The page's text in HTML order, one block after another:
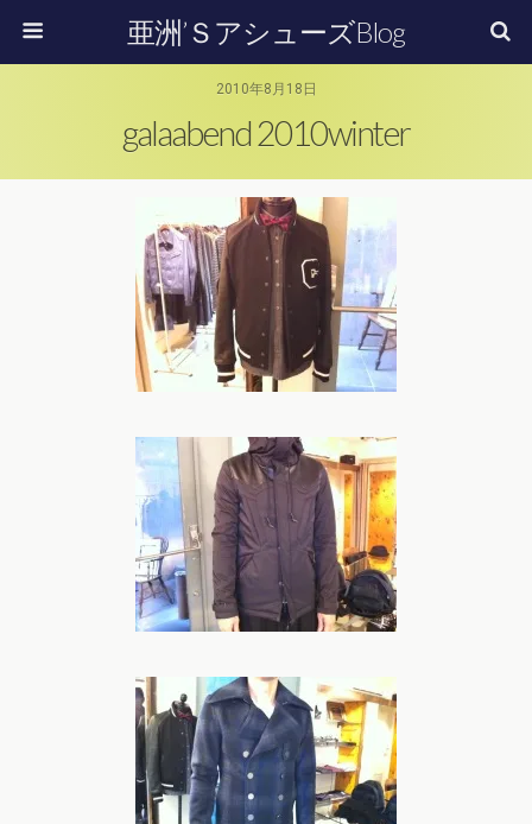
亜洲’ＳアシューズBlog
2010年8月18日
galaabend 2010winter